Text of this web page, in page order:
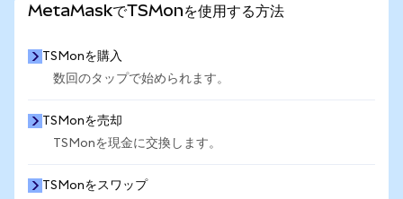
MetaMaskでTSMonを使用する方法
TSMonを購入
数回のタップで始められます。
TSMonを売却
TSMonを現金に交換します。
TSMonをスワップ